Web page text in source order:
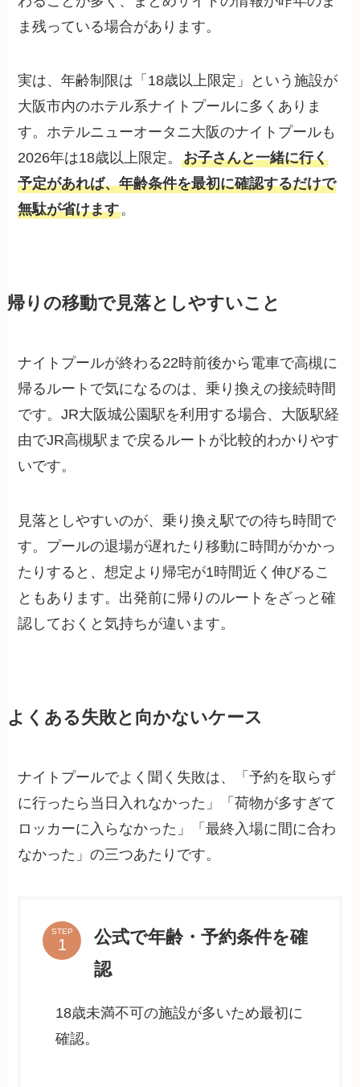
ま残っている場合があります。
実は、年齢制限は「18歳以上限定」という施設が
大阪市内のホテル系ナイトプールに多くありま
す。ホテルニューオータニ大阪のナイトプールも
2026年は18歳以上限定。お子さんと一緒に行く
予定があれば、年齢条件を最初に確認するだけで
無駄が省けます。
帰りの移動で見落としやすいこと
ナイトプールが終わる22時前後から電車で高槻に
帰るルートで気になるのは、乗り換えの接続時間
です。JR大阪城公園駅を利用する場合、大阪駅経
由でJR高槻駅まで戻るルートが比較的わかりやす
いです。
見落としやすいのが、乗り換え駅での待ち時間で
す。プールの退場が遅れたり移動に時間がかかっ
たりすると、想定より帰宅が1時間近く伸びるこ
ともあります。出発前に帰りのルートをざっと確
認しておくと気持ちが違います。
よくある失敗と向かないケース
ナイトプールでよく聞く失敗は、「予約を取らず
に行ったら当日入れなかった」「荷物が多すぎて
ロッカーに入らなかった」「最終入場に間に合わ
なかった」の三つあたりです。
STEP
公式で年齢・予約条件を確
認
18歳未満不可の施設が多いため最初に
確認。